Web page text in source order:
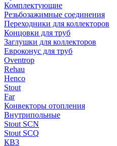
Комплектующие
Резьбозажимные соединения
Переходники для коллекторов
Концовки для труб
Заглушки для коллекторов
Евроконус для труб
Oventrop
Rehau
Henco
Stout
Far
Конвекторы отопления
Внутрипольные
Stout SCN
Stout SCQ
КВЗ